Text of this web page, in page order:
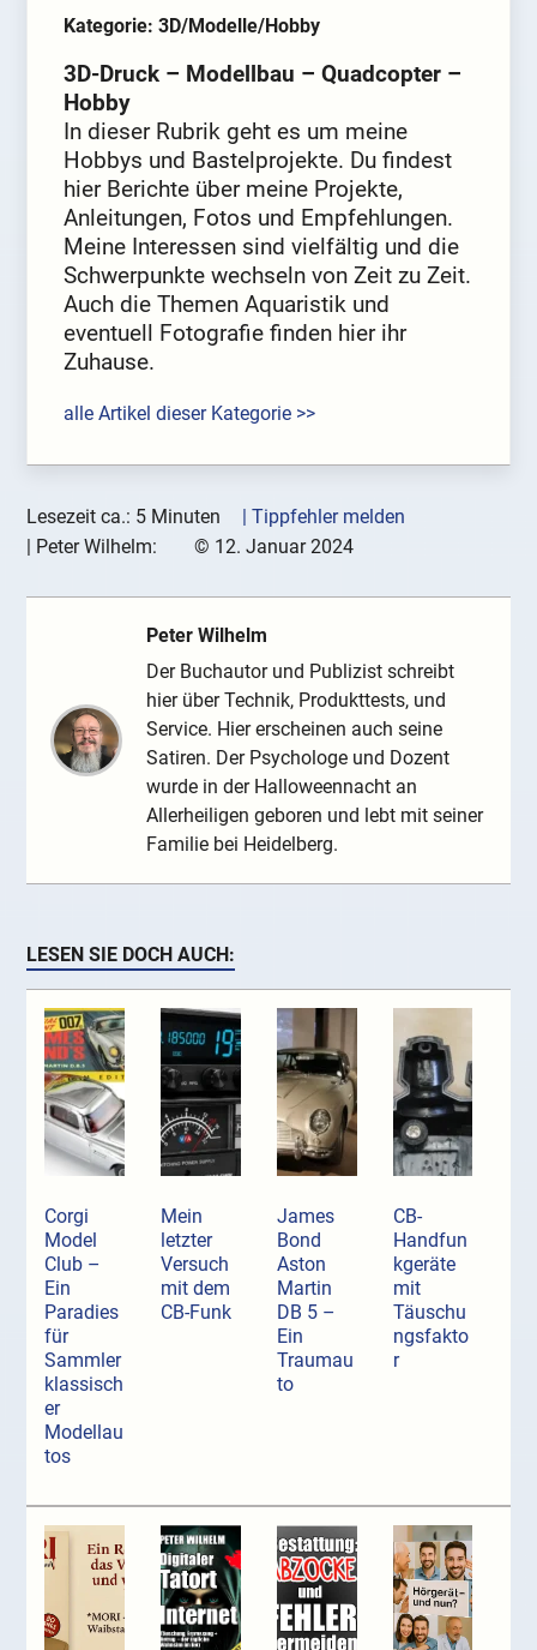
Kategorie: 3D/Modelle/Hobby
3D-Druck – Modellbau – Quadcopter –
Hobby
In dieser Rubrik geht es um meine
Hobbys und Bastelprojekte. Du findest
hier Berichte über meine Projekte,
Anleitungen, Fotos und Empfehlungen.
Meine Interessen sind vielfältig und die
Schwerpunkte wechseln von Zeit zu Zeit.
Auch die Themen Aquaristik und
eventuell Fotografie finden hier ihr
Zuhause.
alle Artikel dieser Kategorie >>
Lesezeit ca.: 5 Minuten
| Tippfehler melden
| Peter Wilhelm: © 12. Januar 2024
Peter Wilhelm
Der Buchautor und Publizist schreibt
hier über Technik, Produkttests, und
Service. Hier erscheinen auch seine
Satiren. Der Psychologe und Dozent
wurde in der Halloweennacht an
Allerheiligen geboren und lebt mit seiner
Familie bei Heidelberg.
LESEN SIE DOCH AUCH:
Corgi
Model
Club –
Ein
Paradies
für
Sammler
klassisch
er
Modellau
tos
Mein
letzter
Versuch
mit dem
CB-Funk
James
Bond
Aston
Martin
DB 5 –
Ein
Traumau
to
CB-
Handfun
kgeräte
mit
Täuschu
ngsfakto
r